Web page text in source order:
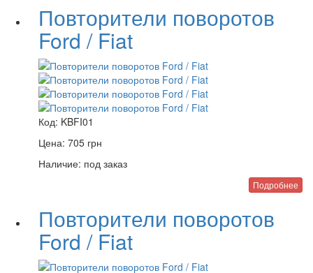
Повторители поворотов
Ford / Fiat
Код: KBFI01
Цена: 705 грн
Наличие: под заказ
Подробнее
Повторители поворотов
Ford / Fiat